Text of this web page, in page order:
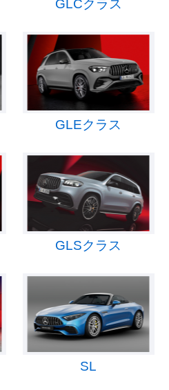
GLCクラス
GLEクラス
GLSクラス
SL